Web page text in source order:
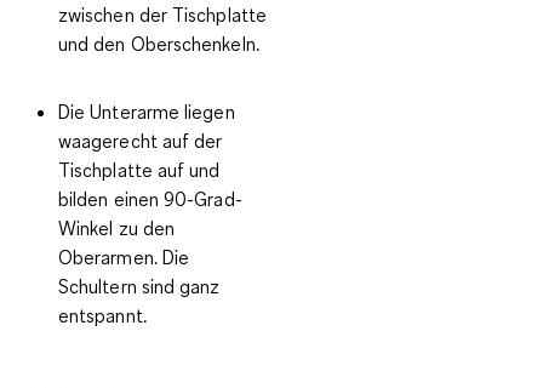
zwischen der Tischplatte
und den Oberschenkeln.
Die Unterarme liegen
waagerecht auf der
Tischplatte auf und
bilden einen 90-Grad-
Winkel zu den
Oberarmen. Die
Schultern sind ganz
entspannt.